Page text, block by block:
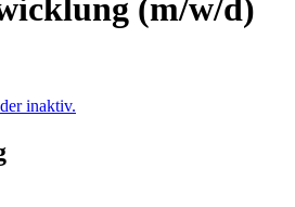
(m/w/d)
inaktiv.